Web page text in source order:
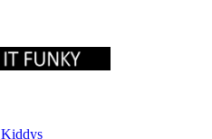
Kiddys